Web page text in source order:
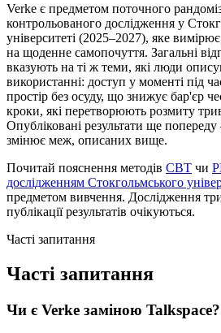
Verke є предметом поточного
контрольованого дослідження у
університеті (2025–2027), яке
на щоденне самопочуття. Загальні
вказують на ті ж теми, які люди
використанні: доступ у моменті під
простір без осуду, що знижує бар'єр
кроки, які перетворюють розмиту
Опубліковані результати ще
змінює меж, описаних вище.
Почитай пояснення методів CBT чи
дослідженням Стокгольмського
предметом вивчення. Дослідження
публікації результатів очікуються.
Часті запитання
Часті запитання
Чи є Verke заміною Talkspace?